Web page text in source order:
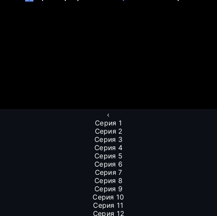
‹
Серия 1
Серия 2
Серия 3
Серия 4
Серия 5
Серия 6
Серия 7
Серия 8
Серия 9
Серия 10
Серия 11
Серия 12